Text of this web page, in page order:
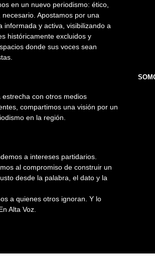
en un nuevo periodismo: ético,
necesario. Apostamos por una
informada y activa, visibilizando a
históricamente excluidos y
donde sus voces sean
estrecha con otros medios
compartimos una visión por un
en la región.
a intereses partidarios.
al compromiso de construir un
desde la palabra, el dato y la
a quienes otros ignoran. Y lo
Alta Voz.